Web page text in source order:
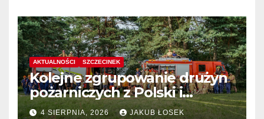
AKTUALNOŚCI SZCZECINEK
Kolejne zgrupowanie drużyn
pożarniczych z Polski i
Niemiec w regionie
4 SIERPNIA, 2026 JAKUB ŁOSEK